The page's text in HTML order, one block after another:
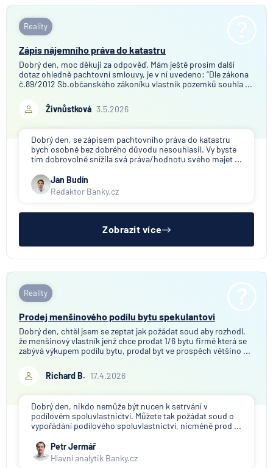
Reality
Zápis nájemního práva do katastru
Dobrý den, moc děkuji za odpověď. Mám ještě prosím další
dotaz ohledně pachtovní smlouvy, je v ní uvedeno: “Dle zákona
č.89/2012 Sb.občanského zákoníku vlastník pozemků souhla ...
Živnůstková 3.5.2026
Dobrý den, se zápisem pachtovního práva do katastru
bych osobně bez dobrého důvodu nesouhlasil. Vy byste
tím dobrovolně snížila svá práva/hodnotu svého majet ...
Jan Budín
Redaktor Banky.cz
Zobrazit více
Reality
Prodej menšinového podílu bytu spekulantovi
Dobrý den, chtěl jsem se zeptat jak požádat soud aby rozhodl,
že menšinový vlastník jenž chce prodat 1/6 bytu firmě která se
zabývá výkupem podílu bytu, prodal byt ve prospěch většino ...
Richard B. 17.4.2026
Dobrý den, nikdo nemůže být nucen k setrvání v
podílovém spoluvlastnictví. Můžete tak požádat soud o
vypořádání podílového spoluvlastnictví, nicméně prod ...
Petr Jermář
Hlavní analytik Banky.cz